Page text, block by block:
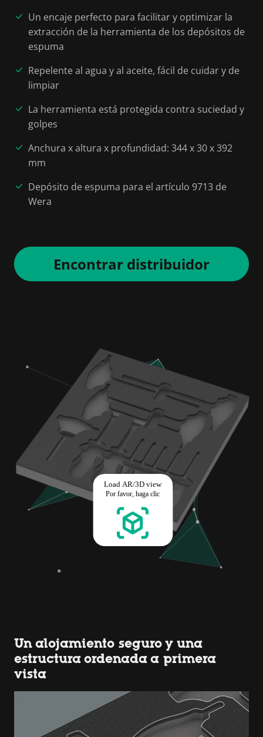
Un encaje perfecto para facilitar y optimizar la
extracción de la herramienta de los depósitos de
espuma
Repelente al agua y al aceite, fácil de cuidar y de
limpiar
La herramienta está protegida contra suciedad y
golpes
Anchura x altura x profundidad: 344 x 30 x 392
mm
Depósito de espuma para el artículo 9713 de
Wera
Encontrar distribuidor
Un alojamiento seguro y una
estructura ordenada a primera
vista